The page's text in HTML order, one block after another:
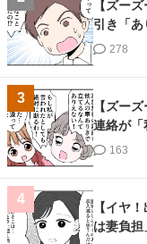
【ズー
引き「
278
3
【ズー
連絡が「
163
4
【イヤ
は妻負